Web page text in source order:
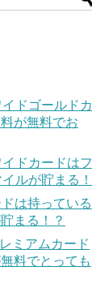
ドゴールドカ
が無料でお
ドカードはフ
ルが貯まる！
は持っている
まる！？
ミアムカード
料でとっても